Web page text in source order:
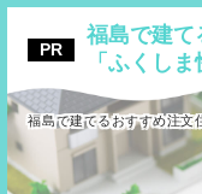
福島で建て
「ふくしま
福島で建てるおすすめ注文